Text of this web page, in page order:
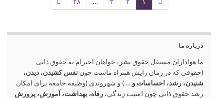
درباره ما
ما هواداران مستقل حقوق بشر، خواهان احترام به حقوق ذاتی
(حقوقی که در زمان زایش همراه ماست چون نفس کشیدن، دیدن،
شنیدن، رشد، احساسات و … ) و شهروندی (وظیفه جامعه برای امکان
رشد حقوق ذاتی چون امنیت زندگی، رفاه، بهداشت، آموزش، پرورش